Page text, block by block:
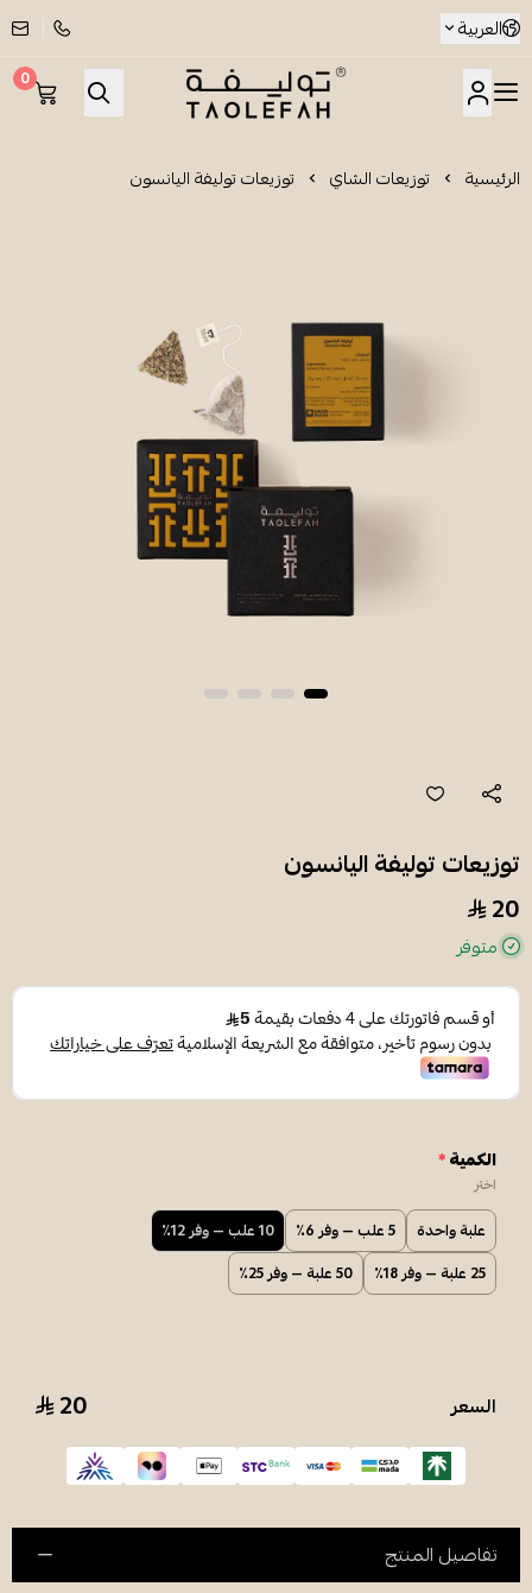
العربية
شاي توليفة
0
الرئيسية توزيعات الشاي توزيعات توليفة اليانسون
توزيعات توليفة اليانسون
20
متوفر
الكمية*
اختر
علبة واحدة 5 علب — وفر 6٪
10 علب — وفر 12٪
25 علبة — وفر 18٪
50 علبة — وفر 25٪
السعر 20
تفاصيل المنتج